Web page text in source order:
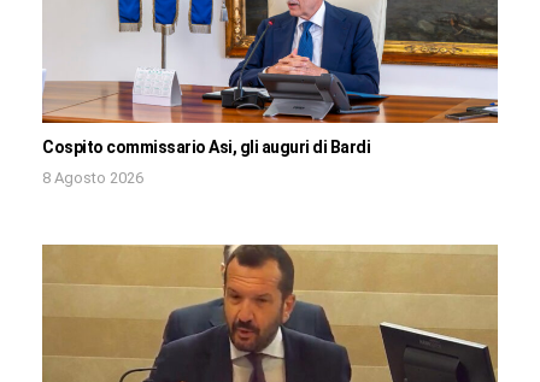
Cospito commissario Asi, gli auguri di Bardi
8 Agosto 2026